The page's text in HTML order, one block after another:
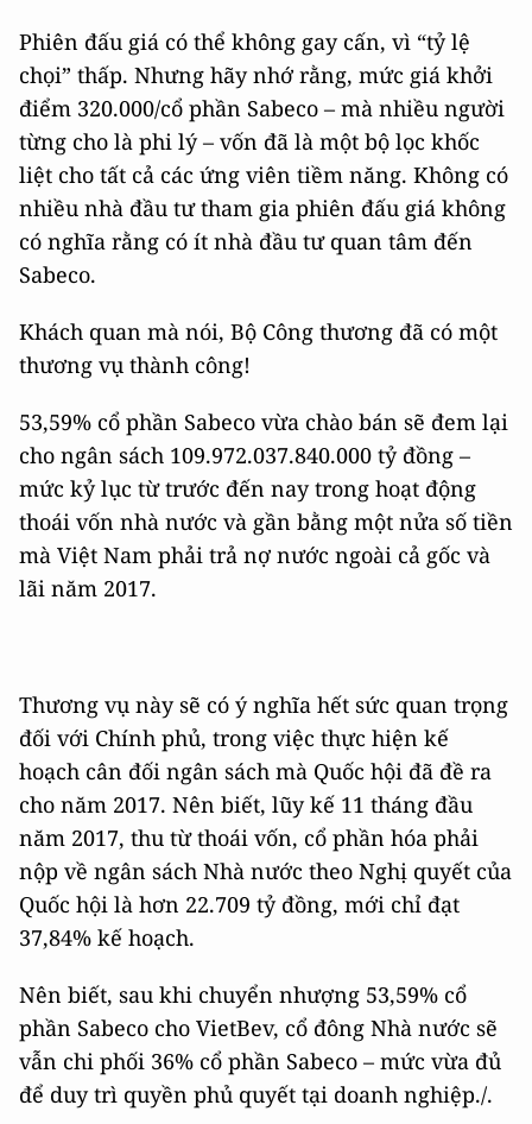
Phiên đấu giá có thể không gay cấn, vì “tỷ lệ
chọi” thấp. Nhưng hãy nhớ rằng, mức giá khởi
điểm 320.000/cổ phần Sabeco – mà nhiều người
từng cho là phi lý – vốn đã là một bộ lọc khốc
liệt cho tất cả các ứng viên tiềm năng. Không có
nhiều nhà đầu tư tham gia phiên đấu giá không
có nghĩa rằng có ít nhà đầu tư quan tâm đến
Sabeco.
Khách quan mà nói, Bộ Công thương đã có một
thương vụ thành công!
53,59% cổ phần Sabeco vừa chào bán sẽ đem lại
cho ngân sách 109.972.037.840.000 tỷ đồng –
mức kỷ lục từ trước đến nay trong hoạt động
thoái vốn nhà nước và gần bằng một nửa số tiền
mà Việt Nam phải trả nợ nước ngoài cả gốc và
lãi năm 2017.
Thương vụ này sẽ có ý nghĩa hết sức quan trọng
đối với Chính phủ, trong việc thực hiện kế
hoạch cân đối ngân sách mà Quốc hội đã đề ra
cho năm 2017. Nên biết, lũy kế 11 tháng đầu
năm 2017, thu từ thoái vốn, cổ phần hóa phải
nộp về ngân sách Nhà nước theo Nghị quyết của
Quốc hội là hơn 22.709 tỷ đồng, mới chỉ đạt
37,84% kế hoạch.
Nên biết, sau khi chuyển nhượng 53,59% cổ
phần Sabeco cho VietBev, cổ đông Nhà nước sẽ
vẫn chi phối 36% cổ phần Sabeco – mức vừa đủ
để duy trì quyền phủ quyết tại doanh nghiệp./.